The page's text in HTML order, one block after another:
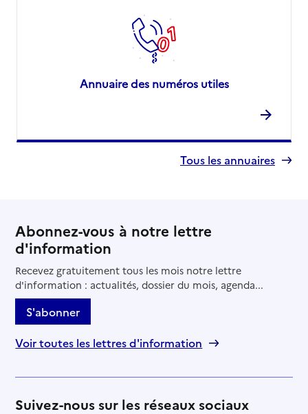
Annuaire des numéros utiles
Tous les annuaires
Abonnez-vous à notre lettre
d'information
Recevez gratuitement tous les mois notre lettre
d'information : actualités, dossier du mois, agenda...
S'abonner
Voir toutes les lettres d'information
Suivez-nous sur les réseaux sociaux